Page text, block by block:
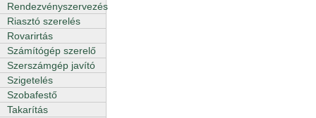
Rendezvényszervezés
Riasztó szerelés
Rovarirtás
Számítógép szerelő
Szerszámgép javító
Szigetelés
Szobafestő
Takarítás